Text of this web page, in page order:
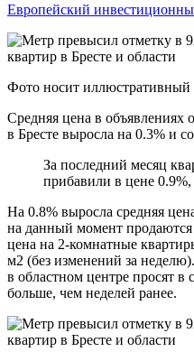
Европейский
Фото носит иллюстративный
Средняя цена в объявлениях
в Бресте выросла на 0.3% и
За последний месяц
прибавили в цене
На 0.8% выросла средняя
на данный момент
цена на 2-комнатные
м2 (без изменений за
в областном центре просят в
больше, чем неделей ранее.